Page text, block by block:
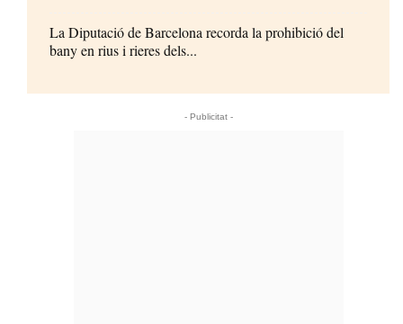
La Diputació de Barcelona recorda la prohibició del
bany en rius i rieres dels...
- Publicitat -